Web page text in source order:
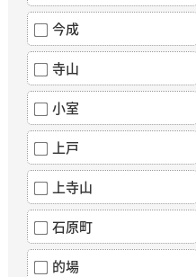
今成
寺山
小室
上戸
上寺山
石原町
的場